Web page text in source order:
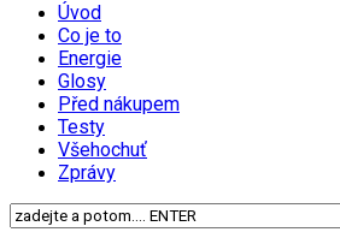
Úvod
Co je to
Energie
Glosy
Před nákupem
Testy
Všehochuť
Zprávy